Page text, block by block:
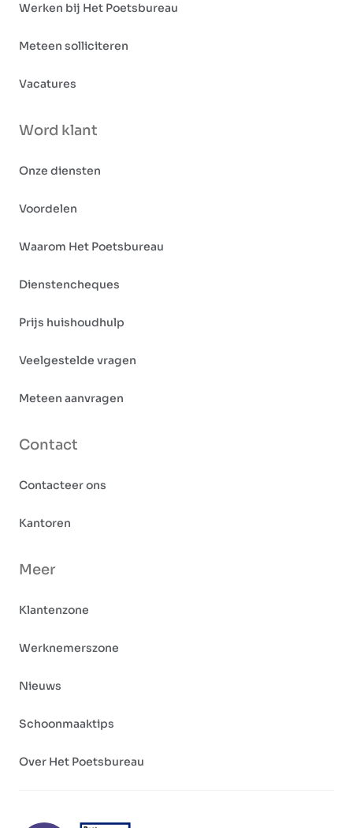
Werken bij Het Poetsbureau
Meteen solliciteren
Vacatures
Word klant
Onze diensten
Voordelen
Waarom Het Poetsbureau
Dienstencheques
Prijs huishoudhulp
Veelgestelde vragen
Meteen aanvragen
Contact
Contacteer ons
Kantoren
Meer
Klantenzone
Werknemerszone
Nieuws
Schoonmaaktips
Over Het Poetsbureau